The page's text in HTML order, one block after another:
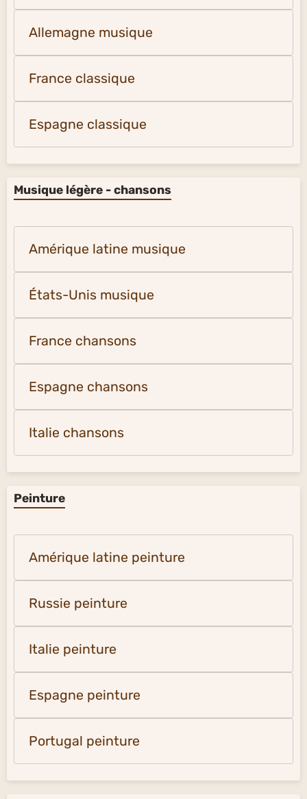
Allemagne musique
France classique
Espagne classique
Musique légère - chansons
Amérique latine musique
États-Unis musique
France chansons
Espagne chansons
Italie chansons
Peinture
Amérique latine peinture
Russie peinture
Italie peinture
Espagne peinture
Portugal peinture